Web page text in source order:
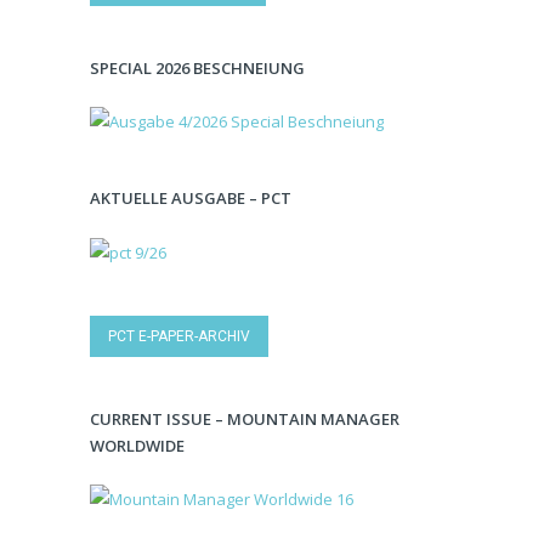
SPECIAL 2026 BESCHNEIUNG
AKTUELLE AUSGABE – PCT
PCT E-PAPER-ARCHIV
CURRENT ISSUE – MOUNTAIN MANAGER
WORLDWIDE